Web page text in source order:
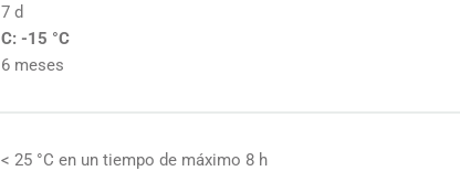
7 d
C: -15 °C
6 meses
< 25 °C en un tiempo de máximo 8 h